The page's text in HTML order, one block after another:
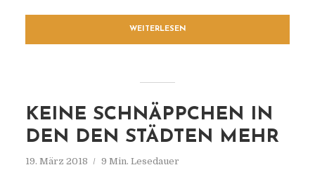
WEITERLESEN
KEINE SCHNÄPPCHEN IN
DEN DEN STÄDTEN MEHR
19. März 2018 9 Min. Lesedauer